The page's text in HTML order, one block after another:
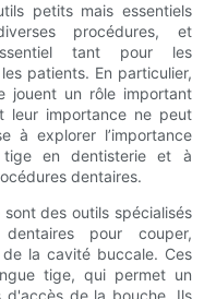
petits mais essentiels
procédures, et
tant pour les
patients. En particulier,
jouent un rôle important
leur importance ne peut
à explorer l’importance
en dentisterie et à
dentaires.
des outils spécialisés
pour couper,
la cavité buccale. Ces
tige, qui permet un